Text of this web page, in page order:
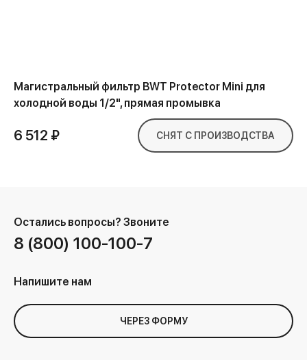
Магистральный фильтр BWT Protector Mini для
холодной воды 1/2", прямая промывка
6 512 ₽ СНЯТ С ПРОИЗВОДСТВА
Остались вопросы? Звоните
8 (800) 100-100-7
Напишите нам
ЧЕРЕЗ ФОРМУ